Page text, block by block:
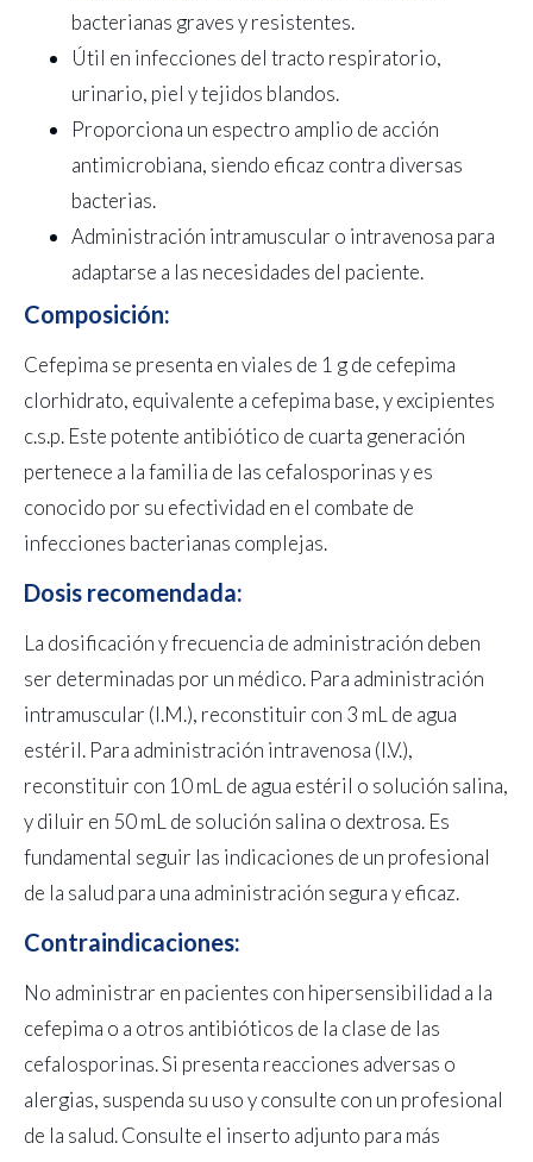
bacterianas graves y resistentes.
Útil en infecciones del tracto respiratorio,
urinario, piel y tejidos blandos.
Proporciona un espectro amplio de acción
antimicrobiana, siendo eficaz contra diversas
bacterias.
Administración intramuscular o intravenosa para
adaptarse a las necesidades del paciente.
Composición:
Cefepima se presenta en viales de 1 g de cefepima
clorhidrato, equivalente a cefepima base, y excipientes
c.s.p. Este potente antibiótico de cuarta generación
pertenece a la familia de las cefalosporinas y es
conocido por su efectividad en el combate de
infecciones bacterianas complejas.
Dosis recomendada:
La dosificación y frecuencia de administración deben
ser determinadas por un médico. Para administración
intramuscular (I.M.), reconstituir con 3 mL de agua
estéril. Para administración intravenosa (I.V.),
reconstituir con 10 mL de agua estéril o solución salina,
y diluir en 50 mL de solución salina o dextrosa. Es
fundamental seguir las indicaciones de un profesional
de la salud para una administración segura y eficaz.
Contraindicaciones:
No administrar en pacientes con hipersensibilidad a la
cefepima o a otros antibióticos de la clase de las
cefalosporinas. Si presenta reacciones adversas o
alergias, suspenda su uso y consulte con un profesional
de la salud. Consulte el inserto adjunto para más